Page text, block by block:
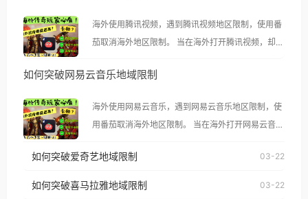
海外使用腾讯视频，遇到腾讯视频地区限制，使用番
茄取消海外地区限制。 当在海外打开腾讯视频，却突
示语。 海外用户如香港、澳门、台湾、美国、加拿
像其他音乐平台一样，出现地区及版权限制问题，且
仅能在中国大陆地区播放。 遇到这个问题的朋友们，
使用番茄回国加速器，即可解决「海外用户收听腾讯
台湾、美国、加拿大、澳大利亚、欧洲等国家和地区
如何突破网易云音乐地域限制
海外使用网易云音乐，遇到网易云音乐地区限制，使
用番茄取消海外地区限制。 当在海外打开网易云音
播放”的提示语。 海外用户如香港、澳门、台湾、美
国、加拿大、澳大利亚、欧洲等国家和地区时，网易
如何突破爱奇艺地域限制 03-22
如何突破喜马拉雅地域限制 03-22